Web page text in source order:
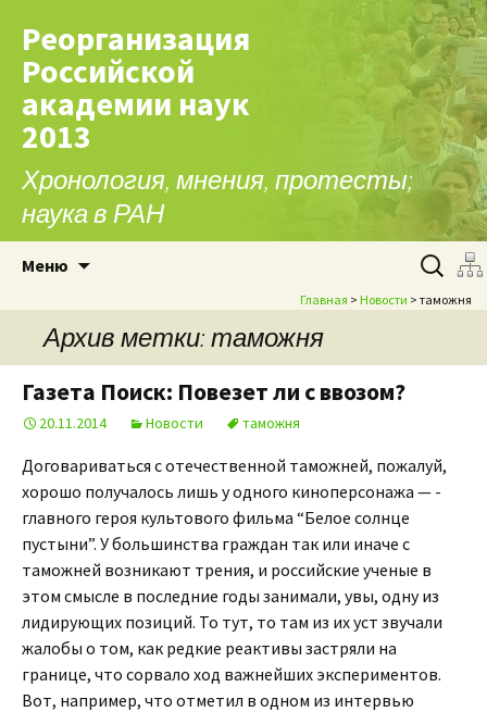
Реорганизация
Российской
академии наук
2013
Хронология, мнения, протесты;
наука в РАН
Меню Найти:
Главная > Новости > таможня
Архив метки: таможня
Газета Поиск: Повезет ли с ввозом?
20.11.2014 Новости таможня
Договариваться с отечественной таможней, пожалуй,
хорошо получалось лишь у одного киноперсонажа — ­
главного героя культового фильма “Белое солнце
пустыни”. У большинства граждан так или иначе с
таможней возникают трения, и российские ученые в
этом смысле в последние годы занимали, увы, одну из
лидирующих позиций. То тут, то там из их уст звучали
жалобы о том, как редкие реактивы застряли на
границе, что сорвало ход важнейших экспериментов.
Вот, например, что отметил в одном из интервью